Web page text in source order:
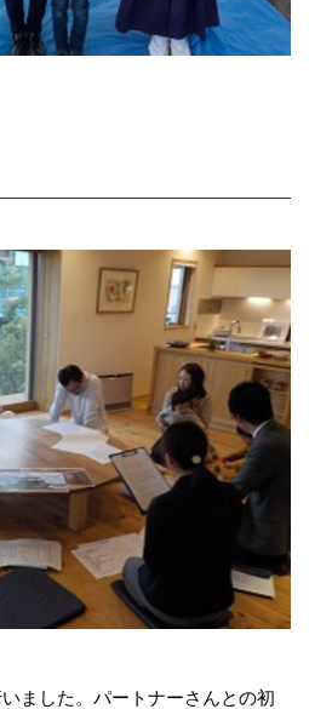
ました。パートナーさんとの初